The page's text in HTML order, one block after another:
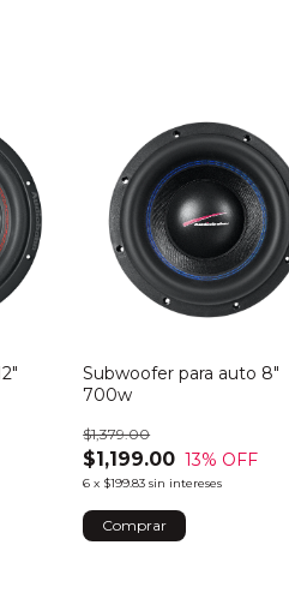
Subwoofer para auto 8"
700w
$1,199.00
$1,379.00
13% OFF
6 x $199.83 sin intereses